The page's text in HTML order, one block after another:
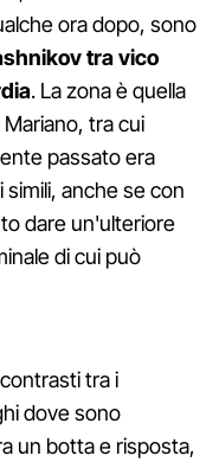
ora dopo, sono
tra vico
. La zona è quella
tra cui
passato era
anche se con
dare un'ulteriore
di cui può
tra i
dove sono
un botta e risposta,